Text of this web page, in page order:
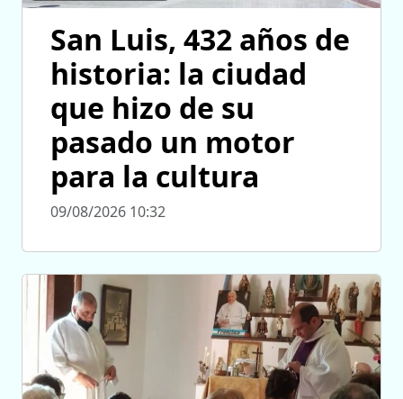
San Luis, 432 años de
historia: la ciudad
que hizo de su
pasado un motor
para la cultura
09/08/2026 10:32